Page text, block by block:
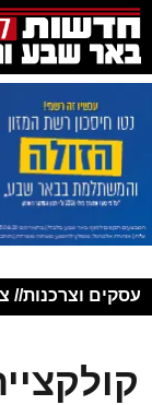
עסקים וצרכנות//